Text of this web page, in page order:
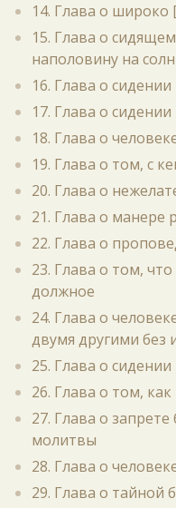
14. Глава о широко
15. Глава о
наполовину на
16. Глава о
17. Глава о
18. Глава о
19. Глава о том, с
20. Глава о
21. Глава о манере
22. Глава о
23. Глава о том,
должное
24. Глава о
двумя другими без
25. Глава о
26. Глава о том,
27. Глава о
молитвы
28. Глава о
29. Глава о тайной